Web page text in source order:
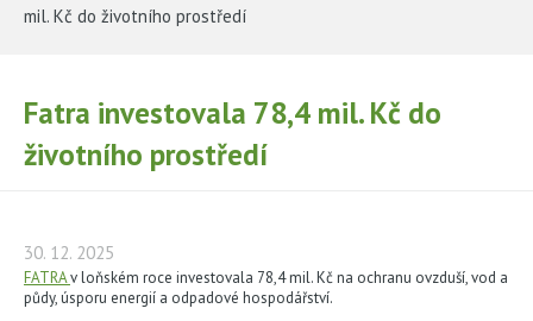
KONTAKTY
O NÁS
AKTUALITY
mil. Kč do životního prostředí
Fatra investovala 78,4 mil. Kč do
životního prostředí
30. 12. 2025
FATRAv loňském roce investovala 78,4 mil. Kč na ochranu ovzduší, vod a
půdy, úsporu energií a odpadové hospodářství.